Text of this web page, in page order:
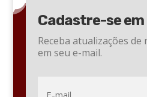
Cadastre-se
Receba atualizações
em seu e-mail.